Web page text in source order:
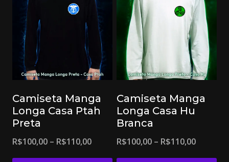
Camiseta Manga
Longa Casa Ptah
Preta
R$100,00 – R$110,00
Camiseta Manga
Longa Casa Hu
Branca
R$100,00 – R$110,00